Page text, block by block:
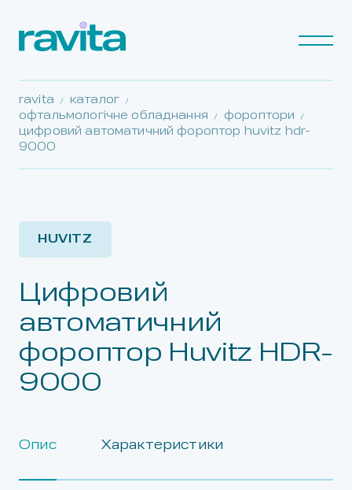
ravita
каталог
офтальмологічне обладнання
фороптори
цифровий автоматичний фороптор huvitz hdr-
9000
HUVITZ
Цифровий
автоматичний
фороптор Huvitz HDR-
9000
Опис Характеристики